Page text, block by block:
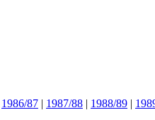
1986/87 | 1987/88 | 1988/89 |